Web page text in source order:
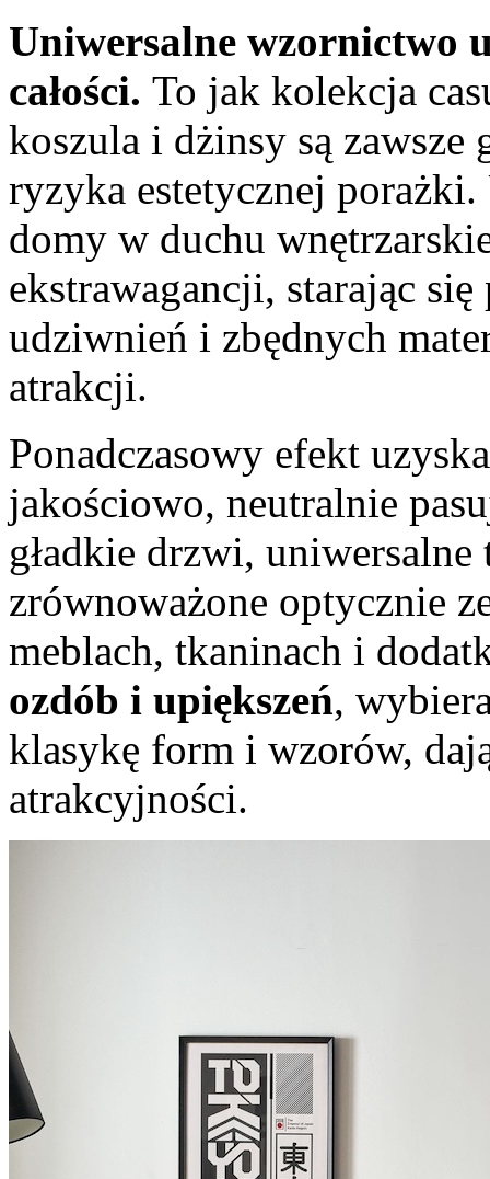
Uniwersalne wzornictwo
całości. To jak kolekcja
koszula i dżinsy są zawsze
ryzyka estetycznej porażki.
domy w duchu
ekstrawagancji, starając
udziwnień i zbędnych
atrakcji.
Ponadczasowy efekt
jakościowo, neutralnie
gładkie drzwi, uniwersalne
zrównoważone optycznie
meblach, tkaninach i
ozdób i upiększeń,
klasykę form i wzorów,
atrakcyjności.